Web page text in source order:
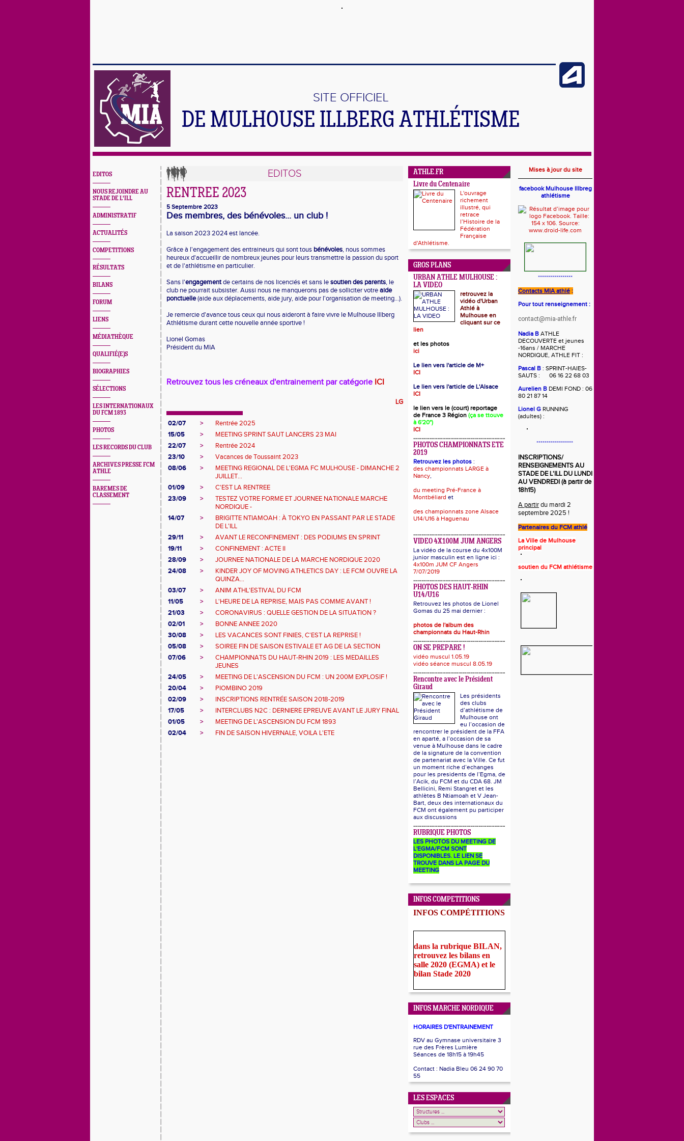
SITE OFFICIEL
DE MULHOUSE ILLBERG ATHLÉTISME
EDITOS
NOUS REJOINDRE AU
STADE DE L'ILL
ADMINISTRATIF
ACTUALITÉS
COMPETITIONS
RÉSULTATS
BILANS
FORUM
LIENS
MÉDIATHÈQUE
QUALIFIÉ(E)S
BIOGRAPHIES
SÉLECTIONS
LES INTERNATIONAUX
DU FCM 1893
PHOTOS
LES RECORDS DU CLUB
ARCHIVES PRESSE FCM
ATHLE
BAREMES DE
CLASSEMENT
EDITOS
RENTREE 2023
5 Septembre 2023
Des membres, des bénévoles... un club !
La saison 2023 2024 est lancée.
Grâce à l'engagement des entraineurs qui sont tous bénévoles, nous sommes
heureux d'accueillir de nombreux jeunes pour leurs transmettre la passion du sport
et de l'athlétisme en particulier.
Sans l'engagementde certains de nos licenciés et sans lesoutien des parents, le
club ne pourrait subsister. Aussi nous ne manquerons pas de solliciter votreaide
ponctuelle(aide aux déplacements, aide jury, aide pour l'organisation de meeting...).
Je remercie d'avance tous ceux qui nous aideront à faire vivre le Mulhouse Illberg
Athlétisme durant cette nouvelle année sportive !
Lionel Gomas
Président du MIA
Retrouvez tous les créneaux d'entrainement par catégorie ICI
LG
02/07 >
Rentrée 2025
15/05
>
MEETING SPRINT SAUT LANCERS 23 MAI
22/07
>
Rentrée 2024
23/10
>
Vacances de Toussaint 2023
08/06
>
MEETING REGIONAL DE L'EGMA FC MULHOUSE - DIMANCHE 2
JUILLET...
01/09
>
C'EST LA RENTREE
23/09
>
TESTEZ VOTRE FORME ET JOURNEE NATIONALE MARCHE
NORDIQUE -
14/07
>
BRIGITTE NTIAMOAH : À TOKYO EN PASSANT PAR LE STADE
DE L'ILL
29/11
>
AVANT LE RECONFINEMENT : DES PODIUMS EN SPRINT
19/11
>
CONFINEMENT : ACTE II
28/09
>
JOURNEE NATIONALE DE LA MARCHE NORDIQUE 2020
24/08
>
KINDER JOY OF MOVING ATHLETICS DAY : LE FCM OUVRE LA
QUINZA...
03/07
>
ANIM ATHL'ESTIVAL DU FCM
11/05
>
L'HEURE DE LA REPRISE, MAIS PAS COMME AVANT !
21/03
>
CORONAVIRUS : QUELLE GESTION DE LA SITUATION ?
02/01
>
BONNE ANNEE 2020
30/08
>
LES VACANCES SONT FINIES, C'EST LA REPRISE !
05/08
>
SOIREE FIN DE SAISON ESTIVALE ET AG DE LA SECTION
07/06
>
CHAMPIONNATS DU HAUT-RHIN 2019 : LES MEDAILLES
JEUNES
24/05
>
MEETING DE L'ASCENSION DU FCM : UN 200M EXPLOSIF !
20/04
>
PIOMBINO 2019
02/09
>
INSCRIPTIONS RENTRÉE SAISON 2018-2019
17/05
>
INTERCLUBS N2C : DERNIERE EPREUVE AVANT LE JURY FINAL
01/05
>
MEETING DE L'ASCENSION DU FCM 1893
02/04
> FIN DE SAISON HIVERNALE, VOILA L'ETE
ATHLE.FR
Livre du Centenaire
L'ouvrage
richement
illustré, qui
retrace
l’Histoire de la
Fédération
Française
d'Athlétisme.
GROS PLANS
URBAN ATHLE MULHOUSE :
LA VIDEO
retrouvez la
vidéo d'Urban
Athlé à
Mulhouse en
cliquant sur ce
lien
et les photos
ici
Le lien vers l'article de M+
ICI
Le lien vers l'article de L'Alsace
ICI
le lien vers le (court) reportage
de France 3 Région (ça se ttouve
à 6'20")
ICI
PHOTOS CHAMPIONNATS ETE
2019
Retrouvez les photos :
des championnats LARGE à
Nancy,
du meeting Pré-France à
Montbéliard et
des championnats zone Alsace
U14/U16 à Haguenau
VIDEO 4X100M JUM ANGERS
La vidéo de la course du 4x100M
junior masculin est en ligne ici :
4x100m JUM CF Angers
7/07/2019
PHOTOS DES HAUT-RHIN
U14/U16
Retrouvez les photos de Lionel
Gomas du 25 mai dernier :
photos de l'album des
championnats du Haut-Rhin
ON SE PREPARE !
vidéo muscul 1.05.19
vidéo séance muscul 8.05.19
Rencontre avec le Président
Giraud
Les présidents
des clubs
d’athlétisme de
Mulhouse ont
eu l’occasion de
rencontrer le président de la FFA
en aparté, a l’occasion de sa
venue à Mulhouse dans le cadre
de la signature de la convention
de partenariat avec la Ville. Ce fut
un moment riche d’echanges
pour les presidents de l’Egma, de
l’Acik, du FCM et du CDA 68. JM
Bellicini, Remi Stangret et les
athlètes B Ntiamoah et V Jean-
Bart, deux des internationaux du
FCM ont également pu participer
aux discussions
RUBRIQUE PHOTOS
LES PHOTOS DU MEETING DE
L'EGMA/FCM SONT
DISPONIBLES. LE LIEN SE
TROUVE DANS LA PAGE DU
MEETING
INFOS COMPETITIONS
INFOS COMPÉTITIONS
dans la rubrique BILAN,
retrouvez les bilans en
salle 2020 (EGMA) et le
bilan Stade 2020
INFOS MARCHE NORDIQUE
HORAIRES D'ENTRAINEMENT
RDV au Gymnase universitaire 3
rue des Frères Lumière
Séances de 18h15 à 19h45
Contact : Nadia Bleu 06 24 90 70
55
LES ESPACES
Mises à jour du site
facebook Mulhouse Illbreg
athlétisme
*****************
Contacts MIA athlé :
Pour tout renseignement :
contact@mia-athle.fr
Nadia B ATHLE
DECOUVERTE et jeunes
-16ans / MARCHE
NORDIQUE, ATHLE FIT :
Pascal B : SPRINT-HAIES-
SAUTS : 06 16 22 68 03
Aurelien B DEMI FOND : 06
80 21 87 14
Lionel G RUNNING
(adultes) :
******************
INSCRIPTIONS/
RENSEIGNEMENTS AU
STADE DE L'ILL DU LUNDI
AU VENDREDI (à partir de
18h15)
A partirdu mardi 2
septembre 2025 !
Partenaires du FCM athlé
La Ville de Mulhouse
principal
soutien du FCM athlétisme